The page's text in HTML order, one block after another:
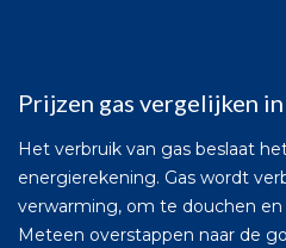
Prijzen gas vergelijken
Het verbruik van gas beslaat
energierekening. Gas wordt
verwarming, om te douchen en
Meteen overstappen naar de